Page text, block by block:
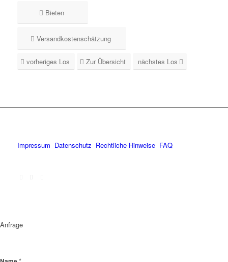
Bieten
Versandkostenschätzung
vorheriges Los Zur Übersicht nächstes Los
Impressum Datenschutz Rechtliche Hinweise FAQ
Anfrage